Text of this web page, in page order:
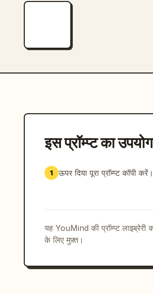
इस प्रॉम्प्ट का
1 ऊपर दिया पूरा प्रॉम्प्ट कॉपी करें।
यह YouMind की प्रॉम्प्ट लाइब्रेरी
के लिए मुफ़्त।